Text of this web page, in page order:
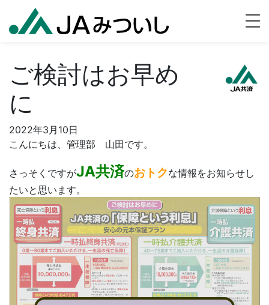
ご検討はお早め
に
2022年3月10日
こんにちは、管理部 山田です。
さっそくですがJA共済のおトクな情報をお知らせし
たいと思います。